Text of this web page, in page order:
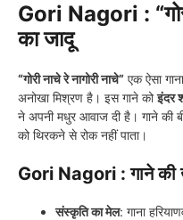
Gori Nagori :
का जादू
“गोरी नाचे रे नागोरी नाचे” एक ऐसा
अनोखा मिश्रण है। इस गाने कोइंदर
ने अपनी मधुर आवाज दी है। गाने की
को थिरकने से रोक नहीं पाता।
Gori Nagori :गाने की
संस्कृति का मेल: गाना